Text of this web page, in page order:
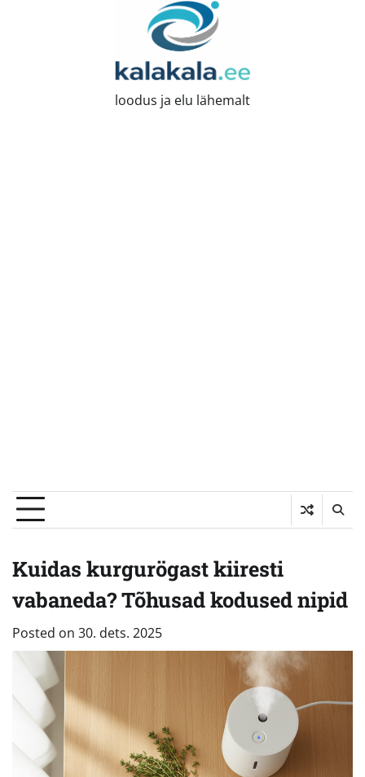
loodus ja elu lähemalt
Kuidas kurgurögast kiiresti
vabaneda? Tõhusad kodused nipid
Posted on 30. dets. 2025